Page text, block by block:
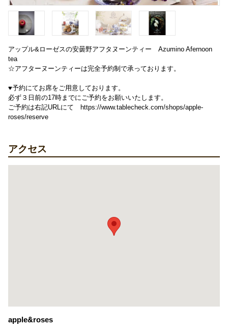
アップル&ローゼスの安曇野アフタヌーンティー Azumino Afernoon
tea
☆アフターヌーンティーは完全予約制で承っております。
♥予約にてお席をご用意しております。
必ず３日前の17時までにご予約をお願いいたします。
ご予約は右記URLにて https://www.tablecheck.com/shops/apple-
roses/reserve
アクセス
apple&roses